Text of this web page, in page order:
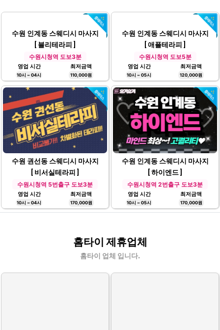
수원 인계동 스웨디시 마사지
[ 블리테라피 ]
수원시청역 도보3분
영업 시간
10시 ~ 04시
최저금액
110,000원
수원 인계동 스웨디시 마사지
[ 애플테라피 ]
수원시청역 도보5분
영업 시간
10시 ~ 05시
최저금액
120,000원
수원 권선동 스웨디시 마사지
수원시청역 5번출구 도보3분
최저금액
170,000원
수원 인계동 스웨디시 마사지
수원시청역 2번출구 도보3분
영업 시간
10시 ~ 05시